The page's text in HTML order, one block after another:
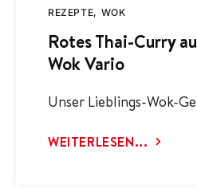
REZEPTE WOK
Rotes Thai-Curry
Wok Vario
Unser Lieblings-Wok-
WEITERLESEN...